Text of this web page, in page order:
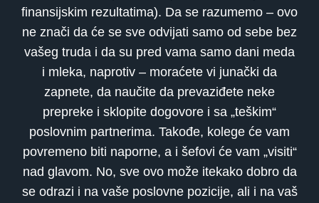
finansijskim rezultatima). Da se razumemo – ovo
ne znači da će se sve odvijati samo od sebe bez
vašeg truda i da su pred vama samo dani meda
i mleka, naprotiv – moraćete vi junački da
zapnete, da naučite da prevaziđete neke
prepreke i sklopite dogovore i sa „teškim“
poslovnim partnerima. Takođe, kolege će vam
povremeno biti naporne, a i šefovi će vam „visiti“
nad glavom. No, sve ovo može itekako dobro da
se odrazi i na vaše poslovne pozicije, ali i na vaš